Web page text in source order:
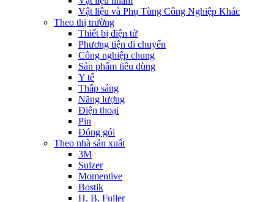
Vật liệu và Phụ Tùng Công Nghiệp Khác
Theo thị trường
Thiết bị điện tử
Phương tiện di chuyển
Công nghiệp chung
Sản phẩm tiêu dùng
Y tế
Thắp sáng
Năng lượng
Điện thoại
Pin
Đóng gói
Theo nhà sản xuất
3M
Sulzer
Momentive
Bostik
H. B. Fuller